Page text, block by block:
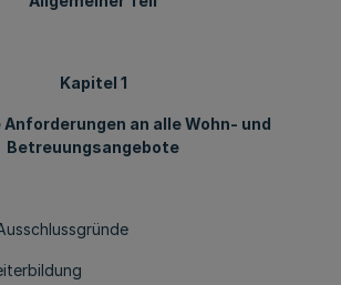
Kapitel 1
an alle Wohn- und
Betreuungsangebote